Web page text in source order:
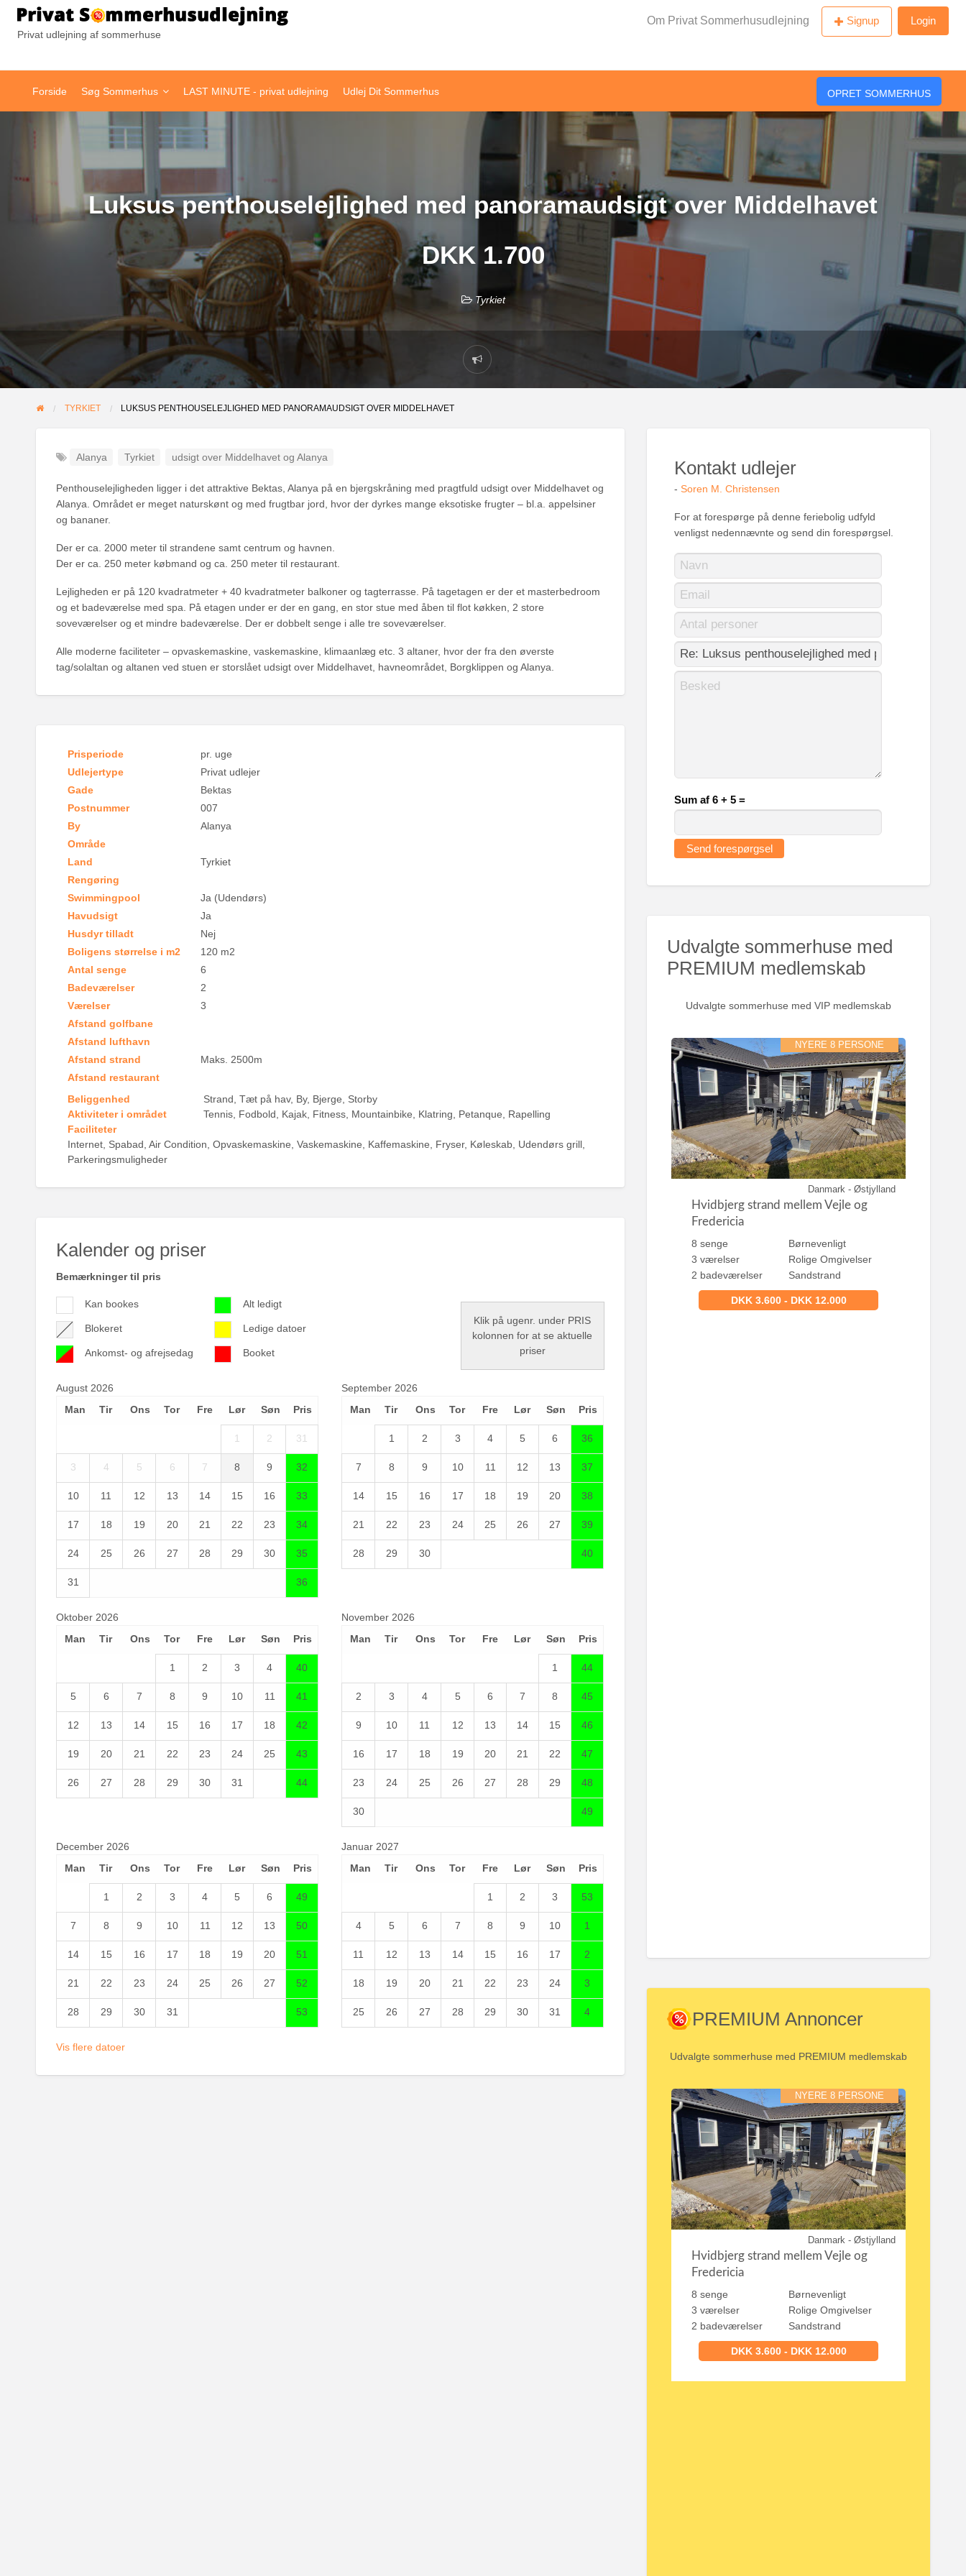
Om Privat Sommerhusudlejning Signup Login
Privat udlejning af sommerhuse
Forside Søg Sommerhus LAST MINUTE - privat udlejning Udlej Dit Sommerhus OPRET SOMMERHUS
Luksus penthouselejlighed med panoramaudsigt over Middelhavet
DKK 1.700
Tyrkiet
TYRKIET LUKSUS PENTHOUSELEJLIGHED MED PANORAMAUDSIGT OVER MIDDELHAVET
Alanya Tyrkiet udsigt over Middelhavet og Alanya
Penthouselejligheden ligger i det attraktive Bektas, Alanya på en bjergskråning med pragtfuld udsigt over Middelhavet og
Alanya. Området er meget naturskønt og med frugtbar jord, hvor der dyrkes mange eksotiske frugter – bl.a. appelsiner
og bananer.
Der er ca. 2000 meter til strandene samt centrum og havnen.
Der er ca. 250 meter købmand og ca. 250 meter til restaurant.
Lejligheden er på 120 kvadratmeter + 40 kvadratmeter balkoner og tagterrasse. På tagetagen er der et masterbedroom
og et badeværelse med spa. På etagen under er der en gang, en stor stue med åben til flot køkken, 2 store
soveværelser og et mindre badeværelse. Der er dobbelt senge i alle tre soveværelser.
Alle moderne faciliteter – opvaskemaskine, vaskemaskine, klimaanlæg etc. 3 altaner, hvor der fra den øverste
tag/solaltan og altanen ved stuen er storslået udsigt over Middelhavet, havneområdet, Borgklippen og Alanya.
Prisperiode
pr. uge
Udlejertype
Privat udlejer
Gade
Bektas
Postnummer
007
By
Alanya
Område
Land
Tyrkiet
Rengøring
Swimmingpool
Ja (Udendørs)
Havudsigt
Ja
Husdyr tilladt
Nej
Boligens størrelse i m2
120 m2
Antal senge
6
Badeværelser
2
Værelser
3
Afstand golfbane
Afstand lufthavn
Afstand strand
Maks. 2500m
Afstand restaurant
Beliggenhed
Strand, Tæt på hav, By, Bjerge, Storby
Aktiviteter i området
Tennis, Fodbold, Kajak, Fitness, Mountainbike, Klatring, Petanque, Rapelling
Faciliteter
Internet, Spabad, Air Condition, Opvaskemaskine, Vaskemaskine, Kaffemaskine, Fryser, Køleskab, Udendørs grill,
Parkeringsmuligheder
Kalender og priser
Bemærkninger til pris
Kan bookes
Blokeret
Ankomst- og afrejsedag
Alt ledigt
Ledige datoer
Booket
Klik på ugenr. under PRIS
kolonnen for at se aktuelle
priser
August 2026
Man
Tir Ons Tor Fre Lør Søn Pris
1 2 31
3 4 5 6 7 8 9 32
10 11 12 13 14 15 16 33
17 18 19 20 21 22 23 34
24 25 26 27 28 29 30 35
31 36
September 2026
Man
Tir Ons Tor Fre Lør Søn Pris
1 2 3 4 5 6 36
7 8 9 10 11 12 13 37
14 15 16 17 18 19 20 38
21 22 23 24 25 26 27 39
28 29 30 40
Oktober 2026
Man
Tir Ons Tor Fre Lør Søn Pris
1 2 3 4 40
5 6 7 8 9 10 11 41
12 13 14 15 16 17 18 42
19 20 21 22 23 24 25 43
26 27 28 29 30 31 44
November 2026
Man
Tir Ons Tor Fre Lør Søn Pris
1 44
2 3 4 5 6 7 8 45
9 10 11 12 13 14 15 46
16 17 18 19 20 21 22 47
23 24 25 26 27 28 29 48
30 49
December 2026
Man
Tir Ons Tor Fre Lør Søn Pris
1 2 3 4 5 6 49
7 8 9 10 11 12 13 50
14 15 16 17 18 19 20 51
21 22 23 24 25 26 27 52
28 29 30 31 53
Januar 2027
Man
Tir Ons Tor Fre Lør Søn Pris
1 2 3 53
4 5 6 7 8 9 10 1
11 12 13 14 15 16 17 2
18 19 20 21 22 23 24 3
25 26 27 28 29 30 31 4
Vis flere datoer
Kontakt udlejer
-Soren M. Christensen
For at forespørge på denne feriebolig udfyld
venligst nedennævnte og send din forespørgsel.
Sum af 6 + 5 =
Udvalgte sommerhuse med
PREMIUM medlemskab
Udvalgte sommerhuse med VIP medlemskab
NYERE 8 PERSONE
Danmark - Østjylland
Hvidbjerg strand mellem Vejle og
Fredericia
8 senge
3 værelser
2 badeværelser
Børnevenligt
Rolige Omgivelser
Sandstrand
DKK 3.600 - DKK 12.000
PREMIUM Annoncer
Udvalgte sommerhuse med PREMIUM medlemskab
NYERE 8 PERSONE
Danmark - Østjylland
Hvidbjerg strand mellem Vejle og
Fredericia
8 senge
3 værelser
2 badeværelser
Børnevenligt
Rolige Omgivelser
Sandstrand
DKK 3.600 - DKK 12.000